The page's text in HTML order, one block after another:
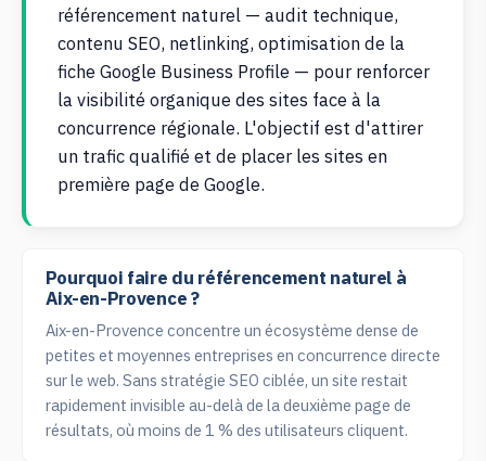
référencement naturel — audit technique,
contenu SEO, netlinking, optimisation de la
fiche Google Business Profile — pour renforcer
la visibilité organique des sites face à la
concurrence régionale. L'objectif est d'attirer
un trafic qualifié et de placer les sites en
première page de Google.
Pourquoi faire du référencement naturel à
Aix-en-Provence ?
Aix-en-Provence concentre un écosystème dense de
petites et moyennes entreprises en concurrence directe
sur le web. Sans stratégie SEO ciblée, un site restait
rapidement invisible au-delà de la deuxième page de
résultats, où moins de 1 % des utilisateurs cliquent.